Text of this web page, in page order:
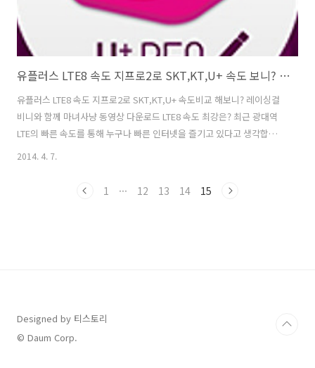
유플러스 LTE8 속도 지프로2로 SKT,KT,U+ 속도 보니? 레이싱걸 비니와 마녀사냥 동영상 다운로드 LTE8 속도
유플러스 LTE8 속도 지프로2로 SKT,KT,U+ 속도비교 해보니? 레이싱걸
비니와 함께 마녀사냥 동영상 다운로드 LTE8 속도 최강은? 최근 광대역
LTE의 빠른 속도를 통해 누구나 빠른 인터넷을 즐기고 있다고 생각합니
다. 그런데 실제로 어떤 통신사의 광대역lte 속도(LTE8 속도)가 가장 빠
법인 벤치비와 네이버N스토어에서 마녀사냥 동영상 다운로드 등을 통해
2014. 4. 7.
1 ··· 12 13 14 15
Designed by 티스토리
© Daum Corp.